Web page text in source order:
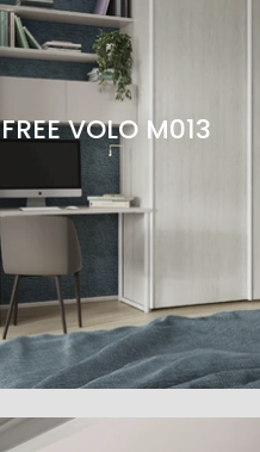
FREE VOLO M013